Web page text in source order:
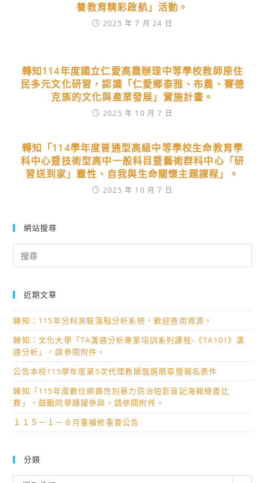
養教育精彩啟航」活動。
2025 年 7 月 24 日
轉知114年度國立仁愛高農辦理中等學校教師原住
民多元文化研習，認識「仁愛鄉泰雅、布農、賽德
克族的文化與產業發展」實施計畫。
2025 年 10 月 7 日
轉知「114學年度普通型高級中等學校生命教育學
科中心暨技術型高中一般科目暨藝術群科中心「研
習送到家」靈性、自我與生命關懷主題課程」。
2025 年 10 月 7 日
網站搜尋
for:
近期文章
轉知：115年分科測驗落點分析系統，歡迎善用資源。
轉知：文化大學「TA溝通分析專業培訓系列課程-《TA101》溝
通分析」，請參閱附件。
公告本校115學年度第5次代理教師甄選簡章暨報名表件
轉知「115年度數位網路性別暴力防治短影音記海報繪畫比
賽」，鼓勵同學踴躍參與，請參閱附件。
１１５－１－８月重補修重要公告
分類